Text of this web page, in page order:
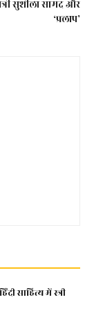
सुशीला सामद और
‘प्रलाप’
साहित्य में स्त्री